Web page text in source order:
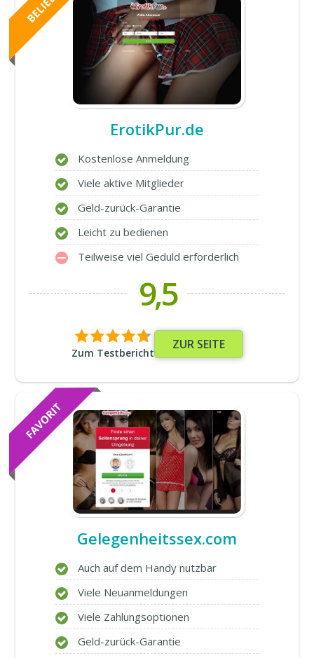
ErotikPur.de
Kostenlose Anmeldung
Viele aktive Mitglieder
Geld-zurück-Garantie
Leicht zu bedienen
Teilweise viel Geduld erforderlich
9,5
Zum Testbericht
ZUR SEITE
Gelegenheitssex.com
Auch auf dem Handy nutzbar
Viele Neuanmeldungen
Viele Zahlungsoptionen
Geld-zurück-Garantie